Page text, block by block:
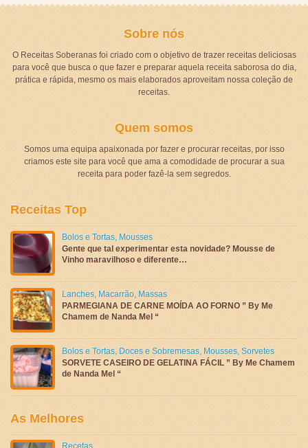
Sobre nós
O Receitas Soberanas foi criado com o objetivo de trazer receitas deliciosas
para você que busca o que fazer e preparar aquela receita saborosa do dia,
prática e rápida, mesmo os mais elaborados aproveitam nossa coleção de
receitas.
Quem somos
Somos uma equipa apaixonada por fazer e procurar receitas, por isso
criamos este site para você que ama a comodidade de procurar a sua
receita para poder fazê-la sem segredos.
Receitas Top
Bolos e Tortas, Mousses
Gente que tal experimentar esta novidade? Mousse de
Vinho maravilhoso e diferente…
Lanches, Macarrão, Massas
PARMEGIANA DE CARNE MOÍDA AO FORNO ” By Me
Chamem de Nanda Mel “
Bolos e Tortas, Doces e Sobremesas, Mousses, Sorvetes
SORVETE CASEIRO DE GELATINA FÁCIL ” By Me Chamem
de Nanda Mel “
As Melhores
Recetas